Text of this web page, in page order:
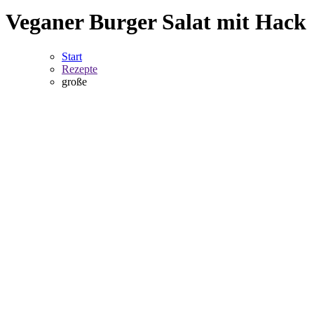
Veganer Burger Salat mit Hack
Start
Rezepte
große